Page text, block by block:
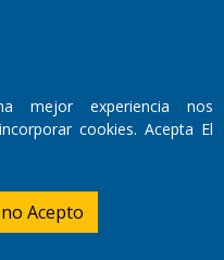
mejor experiencia nos
cookies. Acepta El
no Acepto